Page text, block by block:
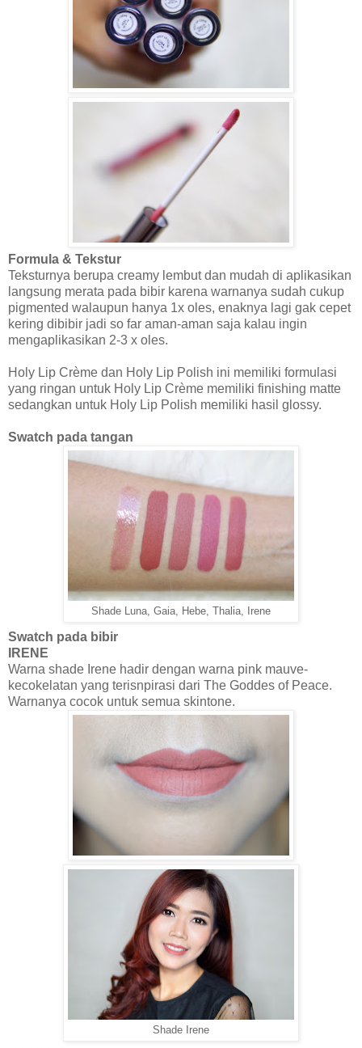
Formula & Tekstur
Teksturnya berupa creamy lembut dan mudah di aplikasikan
langsung merata pada bibir karena warnanya sudah cukup
pigmented walaupun hanya 1x oles, enaknya lagi gak cepet
kering dibibir jadi so far aman-aman saja kalau ingin
mengaplikasikan 2-3 x oles.
Holy Lip Crème dan Holy Lip Polish ini memiliki formulasi
yang ringan untuk Holy Lip Crème memiliki finishing matte
sedangkan untuk Holy Lip Polish memiliki hasil glossy.
Swatch pada tangan
Shade Luna, Gaia, Hebe, Thalia, Irene
Swatch pada bibir
IRENE
Warna shade Irene hadir dengan warna pink mauve-
kecokelatan yang terisnpirasi dari The Goddes of Peace.
Warnanya cocok untuk semua skintone.
Shade Irene